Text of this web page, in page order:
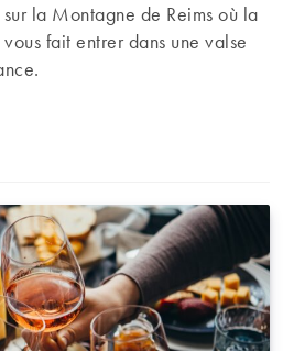
la Montagne de Reims où la
fait entrer dans une valse
Roger Coulon : l’orfèvrerie du terroir